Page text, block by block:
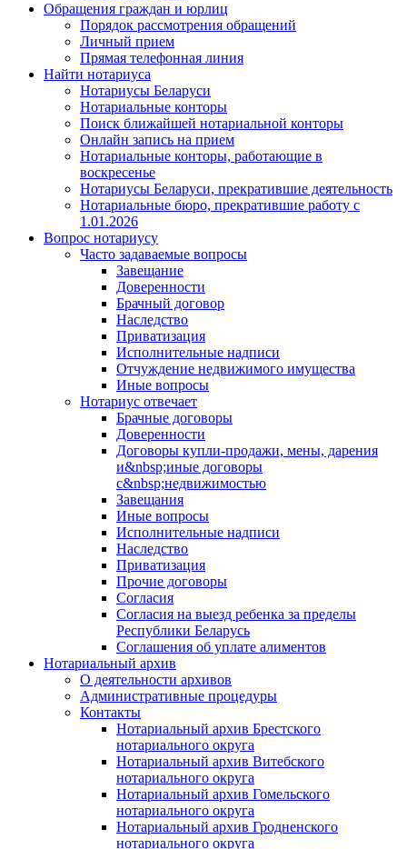
Обращения граждан и юрлиц
Порядок рассмотрения обращений
Личный прием
Прямая телефонная линия
Найти нотариуса
Нотариусы Беларуси
Нотариальные конторы
Поиск ближайшей нотариальной конторы
Онлайн запись на прием
Нотариальные конторы, работающие в
воскресенье
Нотариусы Беларуси, прекратившие деятельность
Нотариальные бюро, прекратившие работу с
1.01.2026
Вопрос нотариусу
Часто задаваемые вопросы
Завещание
Доверенности
Брачный договор
Наследство
Приватизация
Исполнительные надписи
Отчуждение недвижимого имущества
Иные вопросы
Нотариус отвечает
Брачные договоры
Доверенности
Договоры купли-продажи, мены, дарения
и&nbsp;иные договоры
с&nbsp;недвижимостью
Завещания
Иные вопросы
Исполнительные надписи
Наследство
Приватизация
Прочие договоры
Согласия
Согласия на выезд ребенка за пределы
Республики Беларусь
Соглашения об уплате алиментов
Нотариальный архив
О деятельности архивов
Административные процедуры
Контакты
Нотариальный архив Брестского
нотариального округа
Нотариальный архив Витебского
нотариального округа
Нотариальный архив Гомельского
нотариального округа
Нотариальный архив Гродненского
нотариального округа